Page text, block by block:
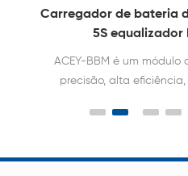
Circuito balanceador
de lítio 6S para
O balanceador de
diferença de voltagem
Sem limitação de